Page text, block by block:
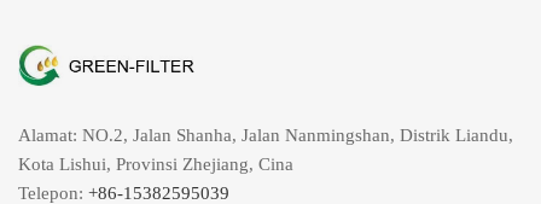
Alamat: NO.2, Jalan Shanha, Jalan Nanmingshan, Distrik Liandu,
Kota Lishui, Provinsi Zhejiang, Cina
Telepon: +86-15382595039